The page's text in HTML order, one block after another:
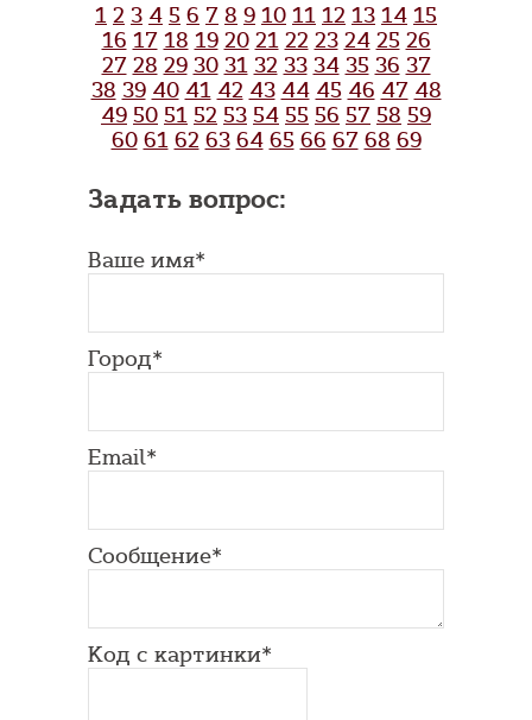
1 2 3 4 5 6 7 8 9 10 11 12 13 14 15
16 17 18 19 20 21 22 23 24 25 26
27 28 29 30 31 32 33 34 35 36 37
38 39 40 41 42 43 44 45 46 47 48
49 50 51 52 53 54 55 56 57 58 59
60 61 62 63 64 65 66 67 68 69
Задать вопрос:
Ваше имя*
Город*
Email*
Сообщение*
Код с картинки*